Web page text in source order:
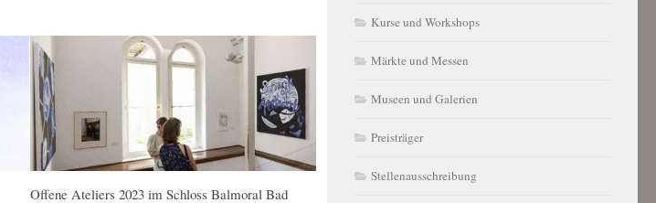
Offene Ateliers 2023 im Schloss Balmoral Bad
Kurse und Workshops
Märkte und Messen
Museen und Galerien
Preisträger
Stellenausschreibung